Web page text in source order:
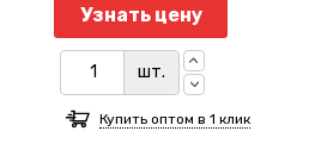
Узнать цену
шт.
Купить оптом в 1 клик